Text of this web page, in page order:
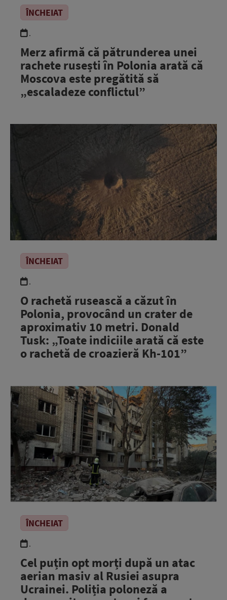
ÎNCHEIAT
.
Merz afirmă că pătrunderea unei
rachete rusești în Polonia arată că
Moscova este pregătită să
„escaladeze conflictul”
ÎNCHEIAT
.
O rachetă rusească a căzut în
Polonia, provocând un crater de
aproximativ 10 metri. Donald
Tusk: „Toate indiciile arată că este
o rachetă de croazieră Kh-101”
ÎNCHEIAT
.
Cel puțin opt morți după un atac
aerian masiv al Rusiei asupra
Ucrainei. Poliția poloneză a